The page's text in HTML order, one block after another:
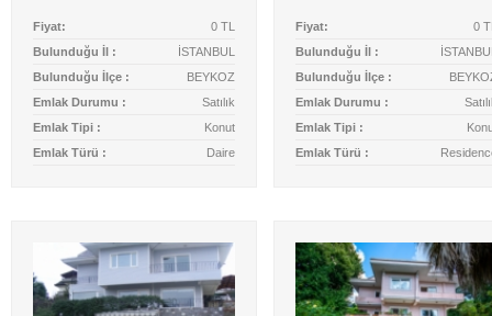
Fiyat:
0 TL
Bulunduğu İl :
İSTANBUL
Bulunduğu İlçe :
BEYKOZ
Emlak Durumu :
Satılık
Emlak Tipi :
Konut
Emlak Türü :
Daire
Fiyat:
0
Bulunduğu İl :
Bulunduğu İlçe :
Emlak Durumu :
Emlak Tipi :
Emlak Türü :